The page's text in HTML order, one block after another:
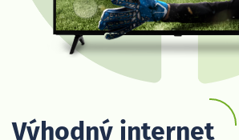
Výhodný internet